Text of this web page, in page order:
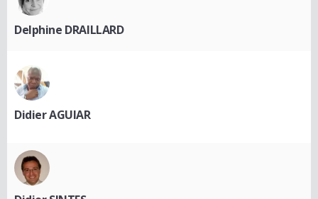
Delphine DRAILLARD
Didier AGUIAR